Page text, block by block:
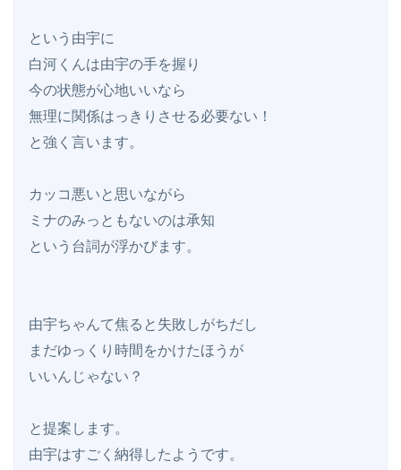
という由宇に
白河くんは由宇の手を握り
今の状態が心地いいなら
無理に関係はっきりさせる必要ない！
と強く言います。
カッコ悪いと思いながら
ミナのみっともないのは承知
という台詞が浮かびます。
由宇ちゃんて焦ると失敗しがちだし
まだゆっくり時間をかけたほうが
いいんじゃない？
と提案します。
由宇はすごく納得したようです。